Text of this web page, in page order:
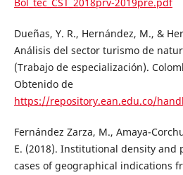
Dueñas, Y. R., Hernández, M., &
Análisis del sector turismo de
(Trabajo de especialización).
Obtenido de
https://repository.ean.edu.co/
Fernández Zarza, M., Amaya-
E. (2018). Institutional density and
cases of geographical indications